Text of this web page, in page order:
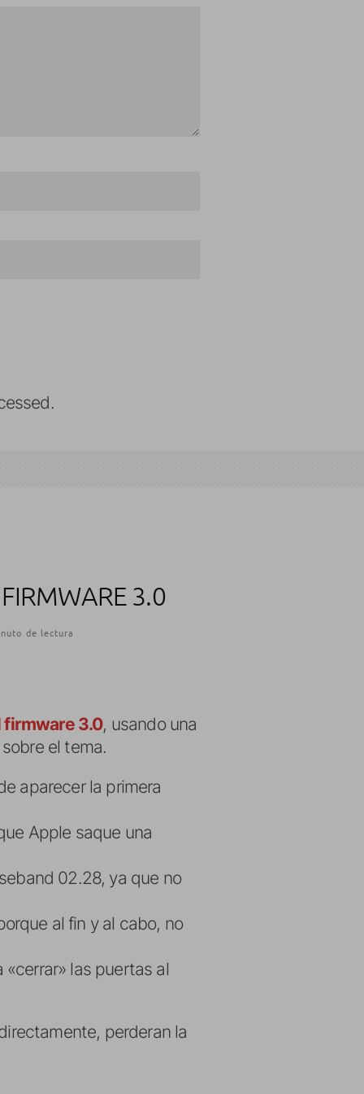
3.0
de lectura
firmware 3.0, usando una
el tema.
aparecer la primera
Apple saque una
02.28, ya que no
al fin y al cabo, no
las puertas al
perderan la